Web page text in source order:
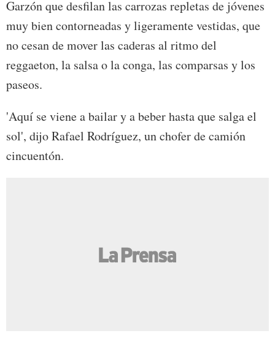
Garzón que desfilan las carrozas repletas de jóvenes
muy bien contorneadas y ligeramente vestidas, que
no cesan de mover las caderas al ritmo del
reggaeton, la salsa o la conga, las comparsas y los
paseos.
'Aquí se viene a bailar y a beber hasta que salga el
sol', dijo Rafael Rodríguez, un chofer de camión
cincuentón.